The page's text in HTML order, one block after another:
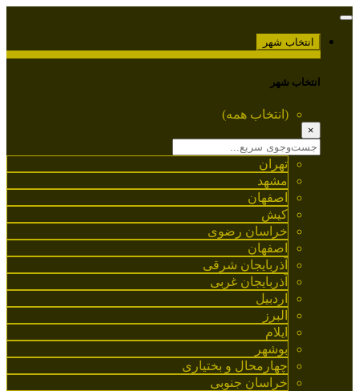
انتخاب شهر
انتخاب شهر
(انتخاب همه)
×
تهران
مشهد
اصفهان
کیش
خراسان رضوی
اصفهان
آذربایجان شرقی
آذربایجان غربی
اردبیل
البرز
ایلام
بوشهر
چهارمحال و بختیاری
خراسان جنوبی